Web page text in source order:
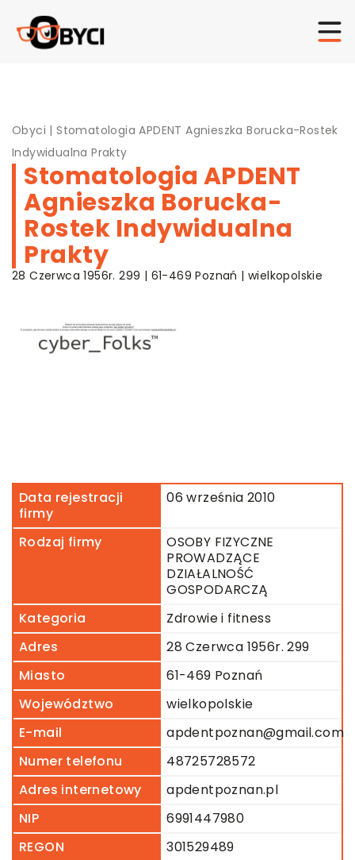
Obyci |Stomatologia APDENT Agnieszka Borucka-Rostek
Indywidualna Prakty
Stomatologia APDENT
Agnieszka Borucka-
Rostek Indywidualna
Prakty
28 Czerwca 1956r. 299 | 61-469 Poznań | wielkopolskie
Data rejestracji
firmy
06 września 2010
Rodzaj firmy
OSOBY FIZYCZNE
PROWADZĄCE
DZIAŁALNOŚĆ
GOSPODARCZĄ
Kategoria
Zdrowie i fitness
Adres
28 Czerwca 1956r. 299
Miasto
61-469 Poznań
Województwo
wielkopolskie
E-mail
apdentpoznan@gmail.com
Numer telefonu
48725728572
Adres internetowy
apdentpoznan.pl
NIP
6991447980
REGON
301529489